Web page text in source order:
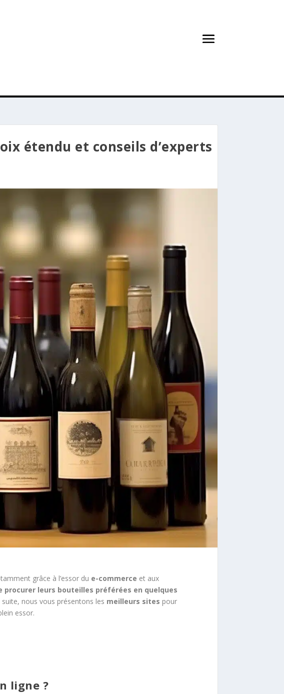
étendu et conseils d’experts
grâce à l’essor du e-commerce et aux
procurer leurs bouteilles préférées en quelques
suite, nous vous présentons les meilleurs sites pour
essor.
ligne ?